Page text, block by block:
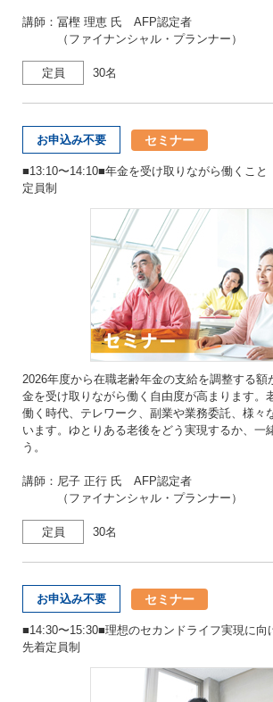
講師：冨樫 理恵 氏 AFP認定者
（ファイナンシャル・プランナー）
定員 30名
お申込み不要 セミナー
■13:10〜14:10■年金を受け取りながら働くこ
定員制
2026年度から在職老齢年金の支給を調整する額
金を受け取りながら働く自由度が高まります。
働く時代、テレワーク、副業や業務委託、様々
います。ゆとりある老後をどう実現するか、一
う。
講師：尼子 正行 氏 AFP認定者
（ファイナンシャル・プランナー）
定員 30名
お申込み不要 セミナー
■14:30〜15:30■理想のセカンドライフ実現に
先着定員制